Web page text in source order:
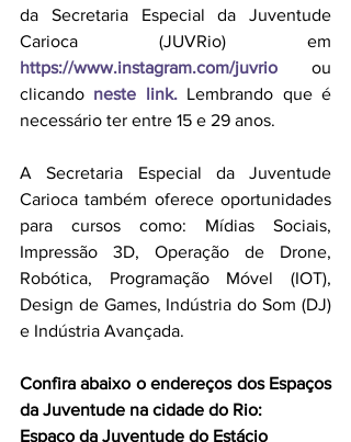
da Secretaria Especial da Juventude
https://www.instagram.com/juvrio
ou
clicando neste link. Lembrando que é
necessário ter entre 15 e 29 anos.
A Secretaria Especial da Juventude
Carioca também oferece oportunidades
para cursos como: Mídias Sociais,
Impressão 3D, Operação de Drone,
Robótica, Programação Móvel (IOT),
Design de Games, Indústria do Som (DJ)
e Indústria Avançada.
Confira abaixo o endereços dos Espaços
da Juventude na cidade do Rio:
Espaço da Juventude do Estácio